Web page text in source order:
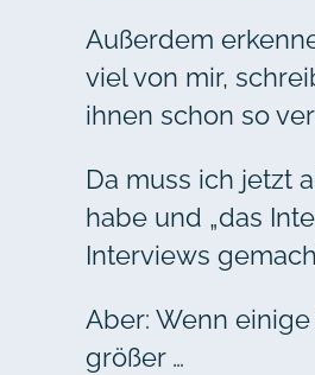
Außerdem
viel von mir,
ihnen schon so
Da muss ich jetzt
habe und „das
Interviews
Aber: Wenn
größer …